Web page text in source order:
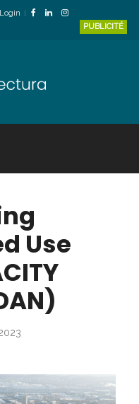
Login
PUBLICITÉ
Use